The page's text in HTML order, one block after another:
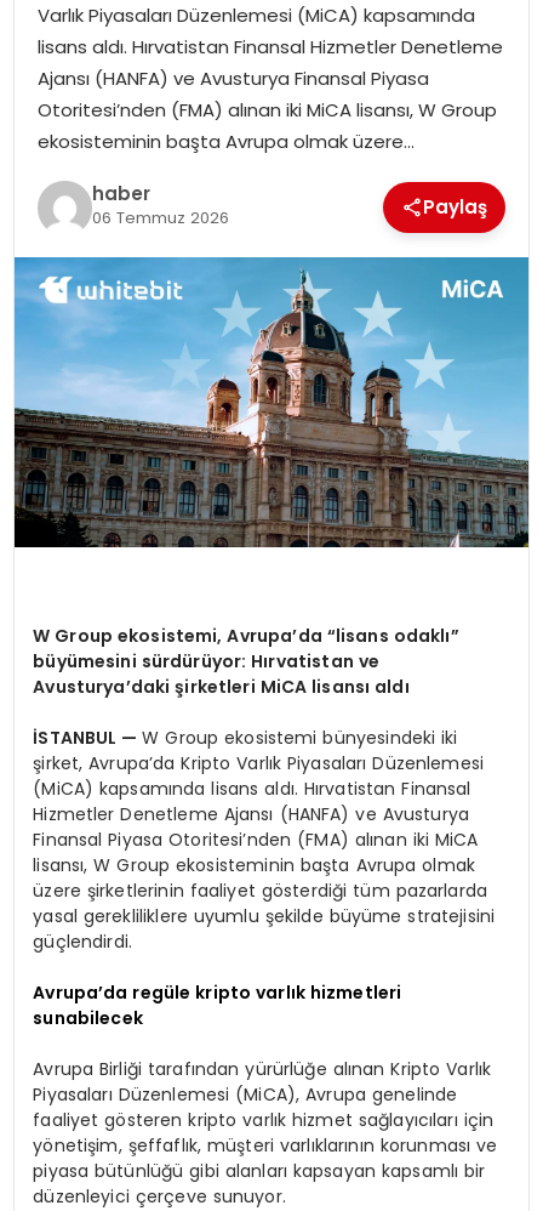
SOSYAL HABER
Varlık Piyasaları Düzenlemesi (MiCA) kapsamında
lisans aldı. Hırvatistan Finansal Hizmetler Denetleme
Ajansı (HANFA) ve Avusturya Finansal Piyasa
Otoritesi’nden (FMA) alınan iki MiCA lisansı, W Group
ekosisteminin başta Avrupa olmak üzere…
haber
06 Temmuz 2026 Paylaş
W Group ekosistemi, Avrupa’da “lisans odaklı”
büyümesini sürdürüyor: Hırvatistan ve
Avusturya’daki şirketleri MiCA lisansı aldı
İSTANBUL —W Group ekosistemi bünyesindeki iki
şirket, Avrupa’da Kripto Varlık Piyasaları Düzenlemesi
(MiCA) kapsamında lisans aldı. Hırvatistan Finansal
Hizmetler Denetleme Ajansı (HANFA) ve Avusturya
Finansal Piyasa Otoritesi’nden (FMA) alınan iki MiCA
lisansı, W Group ekosisteminin başta Avrupa olmak
üzere şirketlerinin faaliyet gösterdiği tüm pazarlarda
yasal gerekliliklere uyumlu şekilde büyüme stratejisini
güçlendirdi.
Avrupa’da regüle kripto varlık hizmetleri
sunabilecek
Avrupa Birliği tarafından yürürlüğe alınan Kripto Varlık
Piyasaları Düzenlemesi (MiCA), Avrupa genelinde
faaliyet gösteren kripto varlık hizmet sağlayıcıları için
yönetişim, şeffaflık, müşteri varlıklarının korunması ve
piyasa bütünlüğü gibi alanları kapsayan kapsamlı bir
düzenleyici çerçeve sunuyor.